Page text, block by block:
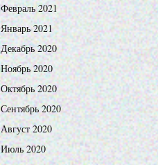
Февраль 2021
Январь 2021
Декабрь 2020
Ноябрь 2020
Октябрь 2020
Сентябрь 2020
Август 2020
Июль 2020